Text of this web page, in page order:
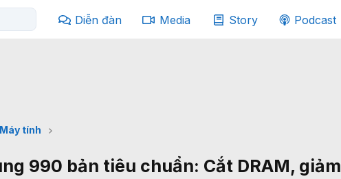
Diễn đàn Media Story Podcast
Máy tính
990 bản tiêu chuẩn: Cắt DRAM, giảm